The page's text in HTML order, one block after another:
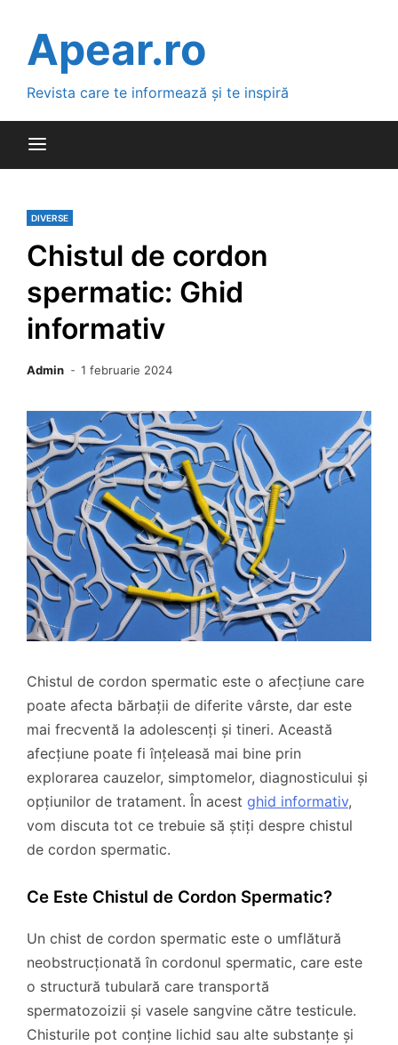
contentApear.ro
Revista care te informează și te inspiră
DIVERSE
Chistul de cordon
spermatic: Ghid
informativ
Admin 1 februarie 2024
Chistul de cordon spermatic este o afecțiune care
poate afecta bărbații de diferite vârste, dar este
mai frecventă la adolescenți și tineri. Această
afecțiune poate fi înțeleasă mai bine prin
explorarea cauzelor, simptomelor, diagnosticului și
opțiunilor de tratament. În acest ghid informativ,
vom discuta tot ce trebuie să știți despre chistul
de cordon spermatic.
Ce Este Chistul de Cordon Spermatic?
Un chist de cordon spermatic este o umflătură
neobstrucționată în cordonul spermatic, care este
o structură tubulară care transportă
spermatozoizii și vasele sangvine către testicule.
Chisturile pot conține lichid sau alte substanțe și